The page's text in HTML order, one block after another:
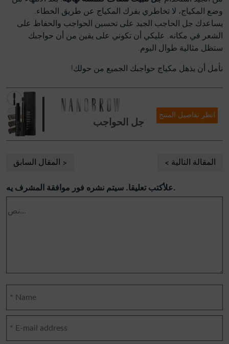
وضع المكياج، لا تخاطري بفرك المكياج عن طريق الخطاء.
يساعدك جل الحاجب الجيد على تحسين الحواجب والحفاظ على
الشعر في مكانه. عليكي أن تكوني على يقين من أن حواجبك
ستظل مثالية طوال اليوم.
نأمل أن يذهل مكياج حواجبك الجميع من حولك!
جل الحواجب
انظر تفاصيل المنتج
المقال السابق المقالة التالية
علأكتب تعليقا. سيتم نشره فور موافقة المشرف يه.